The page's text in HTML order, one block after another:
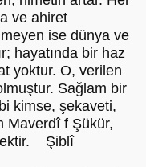
ve ahiret
ise dünya ve
hayatında bir haz
yoktur. O, verilen
Sağlam bir
kimse, şekaveti,
f Şükür,
Şiblî